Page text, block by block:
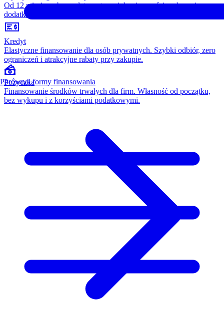
Od 12 miesięcy, bez opłaty wstępnej, konieczności wykupu i
dodatkowych kosztów. Wszystko w cenie raty.
Kredyt
Elastyczne finansowanie dla osób prywatnych. Szybki odbiór, zero
ograniczeń i atrakcyjne rabaty przy zakupie.
Pożyczka
Finansowanie środków trwałych dla firm. Własność od początku,
bez wykupu i z korzyściami podatkowymi.
Porównaj formy finansowania